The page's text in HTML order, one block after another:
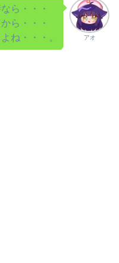
アオ
ら・・・
ら・・・
ね・・・。